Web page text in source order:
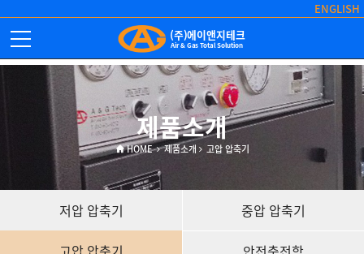
ENGLISH
(주)에이앤지테크
Air & Gas Total Solution
제품소개
HOME 제품소개 고압 압축기
저압 압축기 중압 압축기